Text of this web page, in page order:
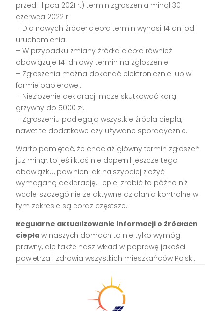
przed 1 lipca 2021 r.) termin zgłoszenia minął 30
czerwca 2022 r.
– Dla nowych źródeł ciepła termin wynosi 14 dni od
uruchomienia.
– W przypadku zmiany źródła ciepła również
obowiązuje 14-dniowy termin na zgłoszenie.
– Zgłoszenia można dokonać elektronicznie lub w
formie papierowej.
– Niezłożenie deklaracji może skutkować karą
grzywny do 5000 zł.
– Zgłoszeniu podlegają wszystkie źródła ciepła,
nawet te dodatkowe czy używane sporadycznie.
Warto pamiętać, że chociaż główny termin zgłoszeń
już minął, to jeśli ktoś nie dopełnił jeszcze tego
obowiązku, powinien jak najszybciej złożyć
wymaganą deklarację. Lepiej zrobić to późno niż
wcale, szczególnie że aktywne działania kontrolne w
tym zakresie są coraz częstsze.
Regularne aktualizowanie informacji o źródłach
ciepła w naszych domach to nie tylko wymóg
prawny, ale także nasz wkład w poprawę jakości
powietrza i zdrowia wszystkich mieszkańców Polski.